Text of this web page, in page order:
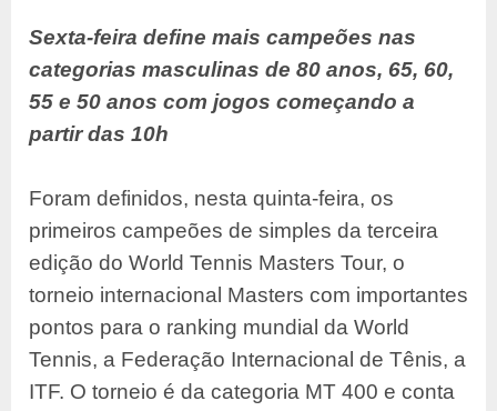
Sexta-feira define mais campeões nas
categorias masculinas de 80 anos, 65, 60,
55 e 50 anos com jogos começando a
partir das 10h
Foram definidos, nesta quinta-feira, os
primeiros campeões de simples da terceira
edição do World Tennis Masters Tour, o
torneio internacional Masters com importantes
pontos para o ranking mundial da World
Tennis, a Federação Internacional de Tênis, a
ITF. O torneio é da categoria MT 400 e conta